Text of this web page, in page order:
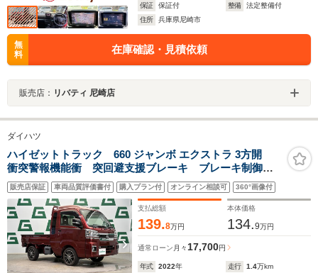
保証
保証付 整備
法定整備付
住所
兵庫県尼崎市
無
料
在庫確認・見積依頼
販売店： リバティ 尼崎店
ダイハツ
ハイゼットトラック 660 ジャンボ エクストラ 3方開
衝突警報機能衝 突回避支援ブレーキ ブレーキ制御付
誤発進抑制機能 路側逸脱警報機能能 先行車発進告知
機能 標識認識機能 社外ナビ フルセグTV LEDヘッ
ドライト スマートキー
販売店保証 車両品質評価書付 購入プラン付 オンライン相談可 360°画像付
支払総額
139.8万円
本体価格
134.9万円
通常ローン 月々 17,700円
年式 2022年 走行 1.4万km